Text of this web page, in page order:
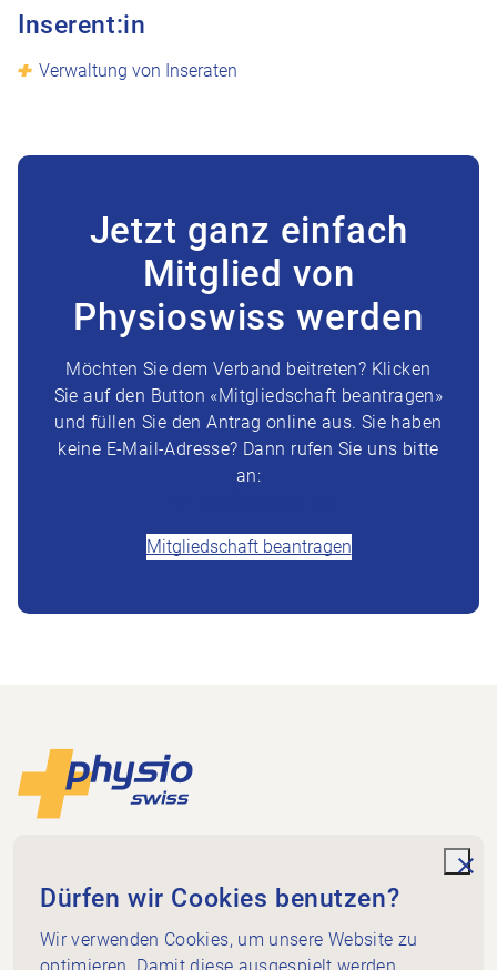
Inserent:in
Verwaltung von Inseraten
Jetzt ganz einfach
Mitglied von
Physioswiss werden
Möchten Sie dem Verband beitreten? Klicken
Sie auf den Button «Mitgliedschaft beantragen»
und füllen Sie den Antrag online aus. Sie haben
keine E-Mail-Adresse? Dann rufen Sie uns bitte
an:
Mitgliedschaft beantragen
Footer
Dammweg 3
3013 Bern
+41 58 255 36 00
info@physioswiss.ch
Dürfen wir Cookies benutzen?
Wir verwenden Cookies, um unsere Website zu